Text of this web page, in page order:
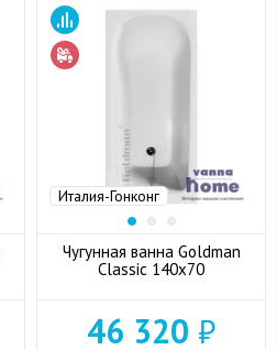
Италия-Гонконг
Чугунная ванна Goldman
Classic 140x70
46 320 ₽